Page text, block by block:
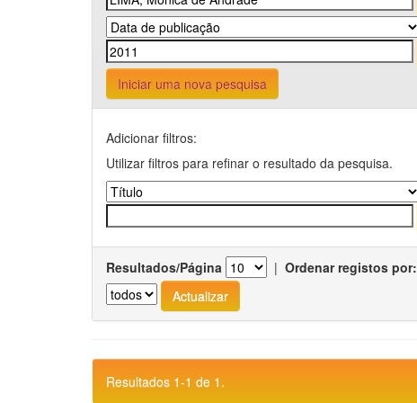
Iniciar uma nova pesquisa
Adicionar filtros:
Utilizar filtros para refinar o resultado da pesquisa.
Resultados/Página | Ordenar registos por:
Resultados 1-1 de 1.